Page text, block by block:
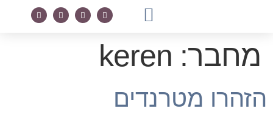
מחבר: keren
הזהרו מטרנדים